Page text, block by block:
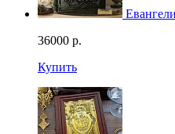
36000 р.
Купить